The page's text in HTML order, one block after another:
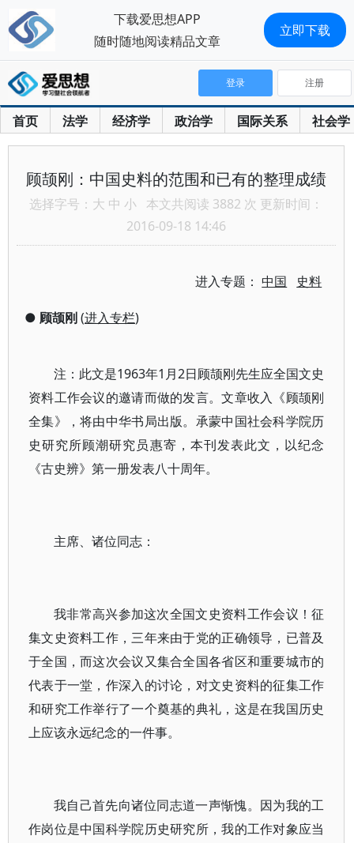
首页 法学 经济学 政治学 国际关系 社会学
登录 注册
顾颉刚：中国史料的范围和已有的整理成绩
选择字号： 大 中 小 本文共阅读 3882 次 更新时间：
2016-09-18 14:46
进入专题：中国 史料
● 顾颉刚(进入专栏)
注：此文是1963年1月2日顾颉刚先生应全国文史
资料工作会议的邀请而做的发言。文章收入《顾颉刚
全集》，将由中华书局出版。承蒙中国社会科学院历
史研究所顾潮研究员惠寄，本刊发表此文，以纪念
《古史辨》第一册发表八十周年。
主席、诸位同志：
我非常高兴参加这次全国文史资料工作会议！征
集文史资料工作，三年来由于党的正确领导，已普及
于全国，而这次会议又集合全国各省区和重要城市的
代表于一堂，作深入的讨论，对文史资料的征集工作
和研究工作举行了一个奠基的典礼，这是在我国历史
上应该永远纪念的一件事。
我自己首先向诸位同志道一声惭愧。因为我的工
作岗位是中国科学院历史研究所，我的工作对象应当
下载爱思想APP
随时随地阅读精品文章
立即下载